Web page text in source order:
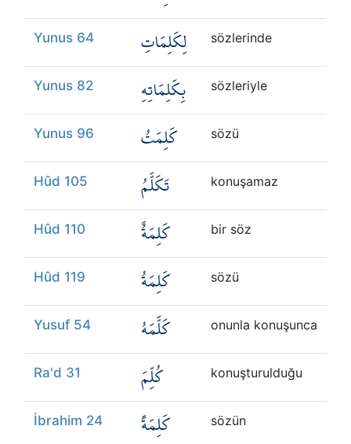
Yunus 64 لِكَلِمَاتِ sözlerinde
Yunus 82 بِكَلِمَاتِهِ sözleriyle
Yunus 96 كَلِمَتُ sözü
Hûd 105 تَكَلَّمُ konuşamaz
Hûd 110 كَلِمَةٌ bir söz
Hûd 119 كَلِمَةُ sözü
Yusuf 54 كَلَّمَهُ onunla konuşunca
Ra'd 31 كُلِّمَ konuşturulduğu
İbrahim 24 كَلِمَةً sözün